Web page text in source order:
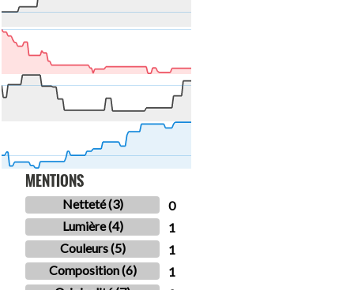
MENTIONS
Netteté (3)
0
Lumière (4)
1
Couleurs (5)
1
Composition (6)
1